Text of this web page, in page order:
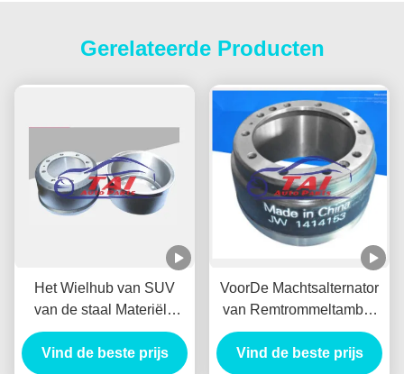
Gerelateerde Producten
Het Wielhub van SUV
van de staal Materiële
Lage T/min Alternator
Duurzaam voor
Vind de beste prijs
VoorDe Machtsalternator
van Remtrommeltambor
Freno Delantero
gelijkstroom VOOR
Vind de beste prijs